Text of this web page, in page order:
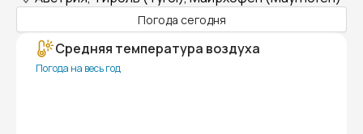
Погода сегодня
Средняя температура воздуха
Погода на весь год